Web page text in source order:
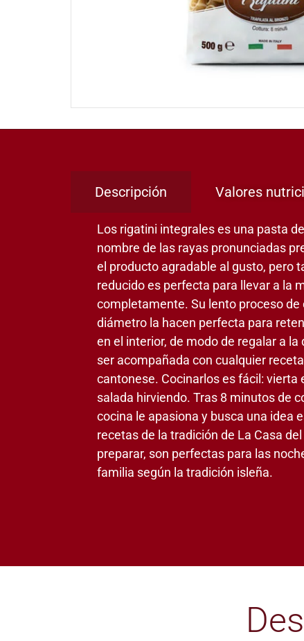
Descripción Valores
Los rigatini integrales es una pasta
nombre de las rayas pronunciadas
el producto agradable al gusto, pero
reducido es perfecta para llevar a la
completamente. Su lento proceso
diámetro la hacen perfecta para
en el interior, de modo de regalar a
ser acompañada con cualquier
cantonese. Cocinarlos es fácil: vierta
salada hirviendo. Tras 8 minutos de
cocina le apasiona y busca una idea
recetas de la tradición de La Casa
preparar, son perfectas para las
familia según la tradición isleña.